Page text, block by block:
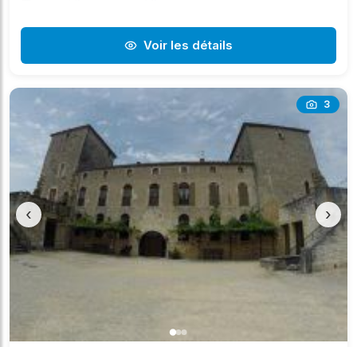
Voir les détails
3
‹ ›